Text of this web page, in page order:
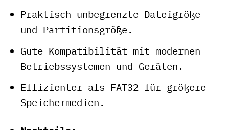
Praktisch unbegrenzte Dateigröße
und Partitionsgröße.
Gute Kompatibilität mit modernen
Betriebssystemen und Geräten.
Effizienter als FAT32 für größere
Speichermedien.